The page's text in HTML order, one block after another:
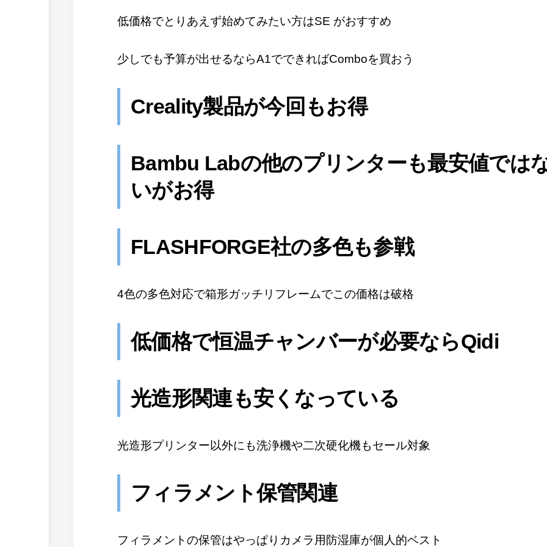
低価格でとりあえず始めてみたい方はSE がおすすめ
少しでも予算が出せるならA1でできればComboを買おう
Creality製品が今回もお得
Bambu Labの他のプリンターも最安値では
いがお得
FLASHFORGE社の多色も参戦
4色の多色対応で箱形ガッチリフレームでこの価格は破格
低価格で恒温チャンバーが必要ならQidi
光造形関連も安くなっている
光造形プリンター以外にも洗浄機や二次硬化機もセール対象
フィラメント保管関連
フィラメントの保管はやっぱりカメラ用防湿庫が個人的ベスト